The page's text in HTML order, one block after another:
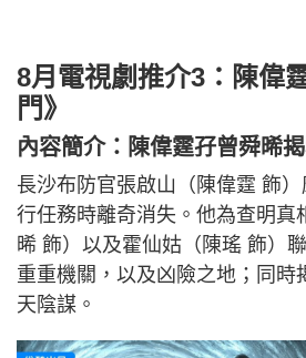
8月電視劇推介3：陳偉
門》
內容簡介：陳偉霆孖曾舜晞
長沙布防官張啟山（陳偉霆 飾
行任務時離奇消失。他為查明真
晞 飾）以及霍仙姑（陳瑤 飾）
重重機關，以及凶險之地；同時
天陰謀。